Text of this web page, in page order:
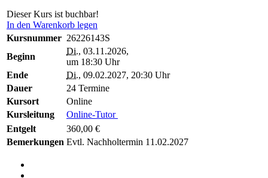
Dieser Kurs ist buchbar!
In den Warenkorb legen
Kursnummer 26226143S
Beginn
Di., 03.11.2026,
um 18:30 Uhr
Ende
Di., 09.02.2027, 20:30 Uhr
Dauer
24 Termine
Kursort
Online
Kursleitung
Online-Tutor
Entgelt
360,00 €
Bemerkungen Evtl. Nachholtermin 11.02.2027